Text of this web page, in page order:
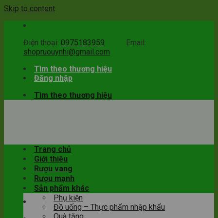
Skip to content
Điện thoại: 0975183959
Email:
shopruouynhi@gmail.com
Tìm theo thương hiệu
Đăng nhập
Tìm theo thương hiệu
Trang chủ
Giới thiệu
Rượu vang
Rượu mạnh
Sản phẩm khác
Phụ kiện
Đồ uống – Thực phẩm nhập khẩu